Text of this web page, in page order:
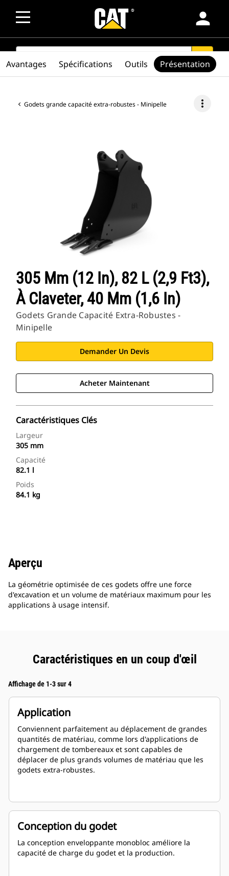
person
SEARCH search
Godets grande capacité extra-robustes - Minipelle more_vert
305 Mm (12 In), 82 L (2,9 Ft3),
À Claveter, 40 Mm (1,6 In)
Godets Grande Capacité Extra-Robustes -
Minipelle
Demander Un Devis
Acheter Maintenant
Caractéristiques Clés
Largeur
305 mm
Capacité
82.1 l
Poids
84.1 kg
Avantages Spécifications Outils Présentation
Aperçu
La géométrie optimisée de ces godets offre une force
d'excavation et un volume de matériaux maximum pour les
applications à usage intensif.
Caractéristiques en un coup d'œil
Affichage de 1-3 sur 4
Application
Conviennent parfaitement au déplacement de grandes
quantités de matériau, comme lors d'applications de
chargement de tombereaux et sont capables de
déplacer de plus grands volumes de matériau que les
godets extra-robustes.
Conception du godet
La conception enveloppante monobloc améliore la
capacité de charge du godet et la production.